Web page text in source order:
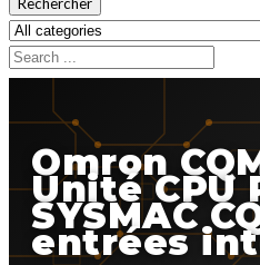
Omron
Unité CPU
SYSMAC
entrées